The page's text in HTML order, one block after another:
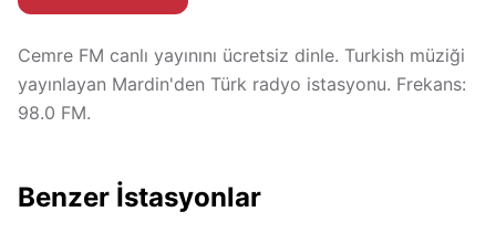
Cemre FM canlı yayınını ücretsiz dinle. Turkish müziği
yayınlayan Mardin'den Türk radyo istasyonu. Frekans:
98.0 FM.
Benzer İstasyonlar